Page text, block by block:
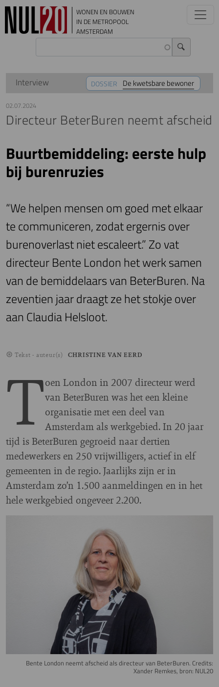
Overslaan en naar de inhoud gaan
WONEN EN BOUWEN
IN DE METROPOOL
AMSTERDAM
DOSSIER De kwetsbare bewoner
Interview
02.07.2024
Directeur BeterBuren neemt afscheid
Buurtbemiddeling: eerste hulp
bij burenruzies
“We helpen mensen om goed met elkaar
te communiceren, zodat ergernis over
burenoverlast niet escaleert.” Zo vat
directeur Bente London het werk samen
van de bemiddelaars van BeterBuren. Na
zeventien jaar draagt ze het stokje over
aan Claudia Helsloot.
Tekst - auteur(s) CHRISTINE VAN EERD
Toen London in 2007 directeur werd
van BeterBuren was het een kleine
organisatie met een deel van
Amsterdam als werkgebied. In 20 jaar
tijd is BeterBuren gegroeid naar dertien
medewerkers en 250 vrijwilligers, actief in elf
gemeenten in de regio. Jaarlijks zijn er in
Amsterdam zo’n 1.500 aanmeldingen en in het
hele werkgebied ongeveer 2.200.
Bente London neemt afscheid als directeur van BeterBuren. Credits:
Xander Remkes, bron: NUL20